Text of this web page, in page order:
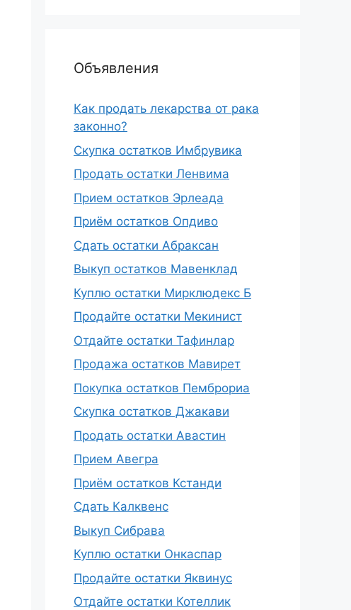
Объявления
Как продать лекарства от рака
законно?
Скупка остатков Имбрувика
Продать остатки Ленвима
Прием остатков Эрлеада
Приём остатков Опдиво
Сдать остатки Абраксан
Выкуп остатков Мавенклад
Куплю остатки Мирклюдекс Б
Продайте остатки Мекинист
Отдайте остатки Тафинлар
Продажа остатков Мавирет
Покупка остатков Пемброриа
Скупка остатков Джакави
Продать остатки Авастин
Прием Авегра
Приём остатков Кстанди
Сдать Калквенс
Выкуп Сибрава
Куплю остатки Онкаспар
Продайте остатки Яквинус
Отдайте остатки Котеллик